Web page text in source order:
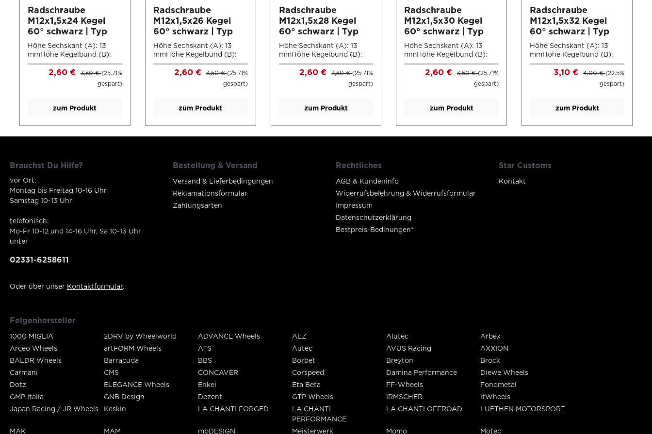
Radschraube
M12x1,5x24 Kegel
60° schwarz | Typ
A5X (A5V/A5W)
Höhe Sechskant (A): 13
mmHöhe Kegelbund (B):
12,5 mmKopfdurchmesser
(D1): 23 mmSchlüsselweite:
schwarzAlle Abbildungen
Veranschaulichung und
2,60 € 3,50 €(25.71%
gespart)
zum Produkt
Radschraube
M12x1,5x26 Kegel
60° schwarz | Typ
A5X (A5V/A5W)
Höhe Sechskant (A): 13
mmHöhe Kegelbund (B):
12,5 mmKopfdurchmesser
(D1): 23 mmSchlüsselweite:
schwarzAlle Abbildungen
Veranschaulichung und
2,60 € 3,50 €(25.71%
gespart)
zum Produkt
Radschraube
M12x1,5x28 Kegel
60° schwarz | Typ
A5X (A5V/A5W)
Höhe Sechskant (A): 13
mmHöhe Kegelbund (B):
12,5 mmKopfdurchmesser
(D1): 23 mmSchlüsselweite:
schwarzAlle Abbildungen
Veranschaulichung und
2,60 € 3,50 €(25.71%
gespart)
zum Produkt
Radschraube
M12x1,5x30 Kegel
60° schwarz | Typ
A5X (A5V/A5W)
Höhe Sechskant (A): 13
mmHöhe Kegelbund (B):
12,5 mmKopfdurchmesser
(D1): 23 mmSchlüsselweite:
schwarzAlle Abbildungen
Veranschaulichung und
2,60 € 3,50 €(25.71%
gespart)
zum Produkt
Radschraube
M12x1,5x32 Kegel
60° schwarz | Typ
A5X (A5V/A5W)
Höhe Sechskant (A): 13
mmHöhe Kegelbund (B):
12,5 mmKopfdurchmesser
(D1): 23 mmSchlüsselweite:
schwarzAlle Abbildungen
Veranschaulichung und
3,10 € 4,00 €(22.5%
gespart)
zum Produkt
Brauchst Du Hilfe?
vor Ort:
Montag bis Freitag 10-16 Uhr
Samstag 10-13 Uhr
telefonisch:
Mo-Fr 10-12 und 14-16 Uhr, Sa 10-13 Uhr
unter
02331-6258611
Oder über unser Kontaktformular.
Bestellung & Versand
Versand & Lieferbedingungen
Reklamationsformular
Zahlungsarten
Rechtliches
AGB & Kundeninfo
Widerrufsbelehrung & Widerrufsformular
Impressum
Datenschutzerklärung
Bestpreis-Bedinungen*
Star Customs
Kontakt
Felgenhersteller
1000 MIGLIA 2DRV by Wheelworld ADVANCE Wheels AEZ Alutec
Arbex
Arceo Wheels
artFORM Wheels ATS Autec AVUS Racing
AXXION
BALDR Wheels
Barracuda BBS Borbet Breyton
Brock
Carmani
CMS CONCAVER Corspeed Damina Performance
Diewe Wheels
Dotz
ELEGANCE Wheels Enkei Eta Beta FF-Wheels
Fondmetal
GMP Italia
GNB Design Dezent GTP Wheels IRMSCHER
itWheels
Japan Racing / JR Wheels
Keskin LA CHANTI FORGED
LA CHANTI
PERFORMANCE
LA CHANTI OFFROAD LUETHEN MOTORSPORT
MAK MAM mbDESIGN Meisterwerk Momo Motec